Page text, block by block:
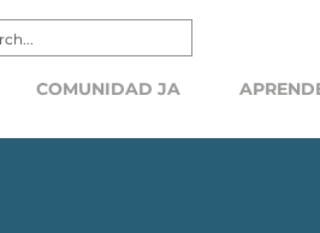
COMUNIDAD JA